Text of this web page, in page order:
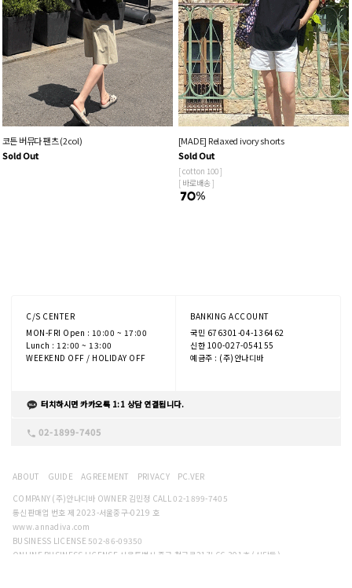
코튼 버뮤다 팬츠 (2col)
Sold Out
[MADE] Relaxed ivory shorts
Sold Out
[ cotton 100 ]
[ 바로배송 ]
C/S CENTER
MON-FRI Open : 10:00 ~ 17:00
Lunch : 12:00 ~ 13:00
WEEKEND OFF / HOLIDAY OFF
BANKING ACCOUNT
국민 676301-04-136462
신한 100-027-054155
예금주 : (주)안나디바
터치하시면 카카오톡 1:1 상담 연결됩니다.
02-1899-7405
ABOUT GUIDE AGREEMENT PRIVACY
PC.VER
COMPANY (주)안나디바 OWNER 김민정 CALL 02-1899-7405
통신판매업 번호 제 2023-서울중구-0219 호
www.annadiva.com
BUSINESS LICENSE 502-86-09350
ONLINE BUSINESS LICENSE 서울특별시 중구 청구로21길 66,301호 (신당동)